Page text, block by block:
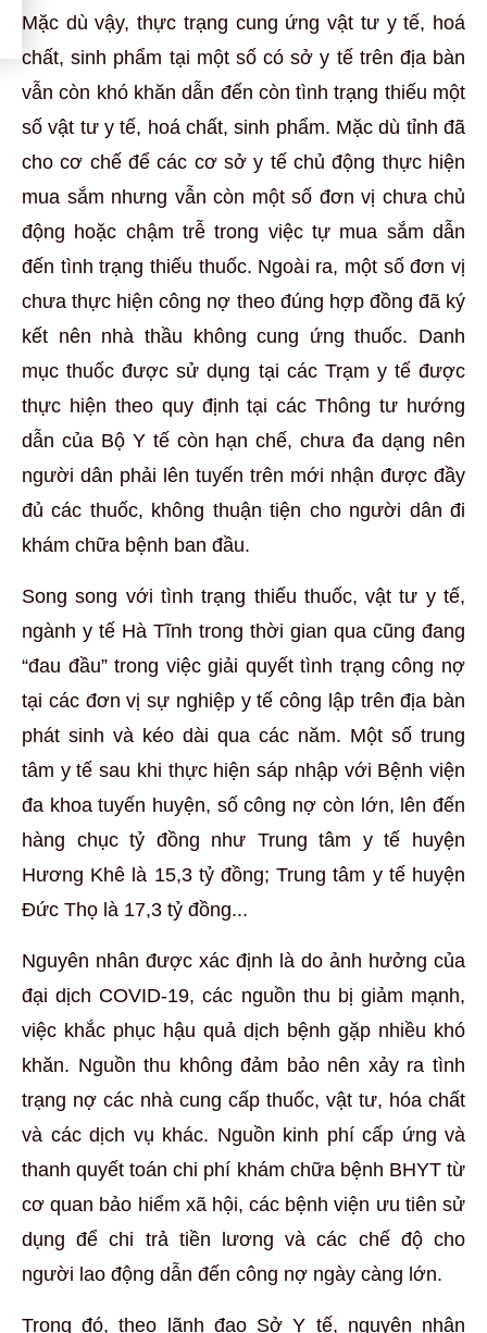
Mặc dù vậy, thực trạng cung ứng vật tư y tế, hoá
chất, sinh phẩm tại một số có sở y tế trên địa bàn
vẫn còn khó khăn dẫn đến còn tình trạng thiếu một
số vật tư y tế, hoá chất, sinh phẩm. Mặc dù tỉnh đã
cho cơ chế để các cơ sở y tế chủ động thực hiện
mua sắm nhưng vẫn còn một số đơn vị chưa chủ
động hoặc chậm trễ trong việc tự mua sắm dẫn
đến tình trạng thiếu thuốc. Ngoài ra, một số đơn vị
chưa thực hiện công nợ theo đúng hợp đồng đã ký
kết nên nhà thầu không cung ứng thuốc. Danh
mục thuốc được sử dụng tại các Trạm y tế được
thực hiện theo quy định tại các Thông tư hướng
dẫn của Bộ Y tế còn hạn chế, chưa đa dạng nên
người dân phải lên tuyến trên mới nhận được đầy
đủ các thuốc, không thuận tiện cho người dân đi
khám chữa bệnh ban đầu.
Song song với tình trạng thiếu thuốc, vật tư y tế,
ngành y tế Hà Tĩnh trong thời gian qua cũng đang
“đau đầu” trong việc giải quyết tình trạng công nợ
tại các đơn vị sự nghiệp y tế công lập trên địa bàn
phát sinh và kéo dài qua các năm. Một số trung
tâm y tế sau khi thực hiện sáp nhập với Bệnh viện
đa khoa tuyến huyện, số công nợ còn lớn, lên đến
hàng chục tỷ đồng như Trung tâm y tế huyện
Hương Khê là 15,3 tỷ đồng; Trung tâm y tế huyện
Đức Thọ là 17,3 tỷ đồng...
Nguyên nhân được xác định là do ảnh hưởng của
đại dịch COVID-19, các nguồn thu bị giảm mạnh,
việc khắc phục hậu quả dịch bệnh gặp nhiều khó
khăn. Nguồn thu không đảm bảo nên xảy ra tình
trạng nợ các nhà cung cấp thuốc, vật tư, hóa chất
và các dịch vụ khác. Nguồn kinh phí cấp ứng và
thanh quyết toán chi phí khám chữa bệnh BHYT từ
cơ quan bảo hiểm xã hội, các bệnh viện ưu tiên sử
dụng để chi trả tiền lương và các chế độ cho
người lao động dẫn đến công nợ ngày càng lớn.
Trong đó, theo lãnh đạo Sở Y tế, nguyên nhân